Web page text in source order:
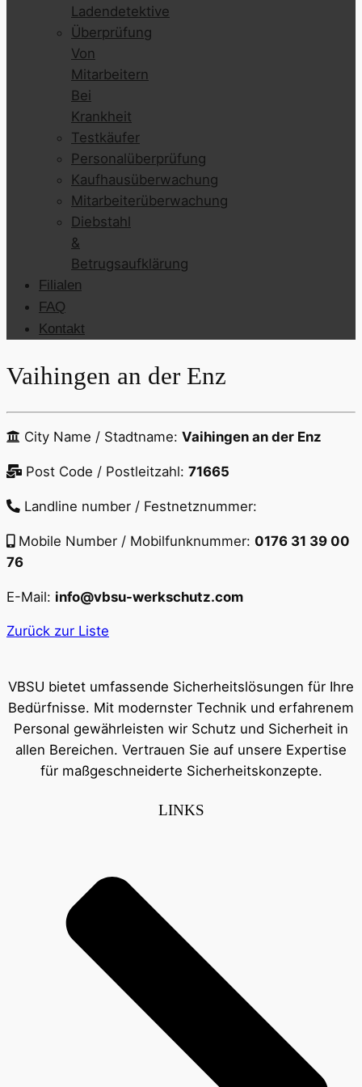
Ladendetektive
Überprüfung
Von
Mitarbeitern
Bei
Krankheit
Testkäufer
Personalüberprüfung
Kaufhausüberwachung
Mitarbeiterüberwachung
Diebstahl
&
Betrugsaufklärung
Filialen
FAQ
Kontakt
Vaihingen an der Enz
City Name / Stadtname: Vaihingen an der Enz
Post Code / Postleitzahl: 71665
Landline number / Festnetznummer:
Mobile Number / Mobilfunknummer: 0176 31 39 00
76
E-Mail: info@vbsu-werkschutz.com
Zurück zur Liste
VBSU bietet umfassende Sicherheitslösungen für Ihre
Bedürfnisse. Mit modernster Technik und erfahrenem
Personal gewährleisten wir Schutz und Sicherheit in
allen Bereichen. Vertrauen Sie auf unsere Expertise
für maßgeschneiderte Sicherheitskonzepte.
LINKS